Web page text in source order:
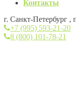
Контакты
г. Санкт-Петербург
+7 (995) 593-21-20
8 (800) 101-78-21